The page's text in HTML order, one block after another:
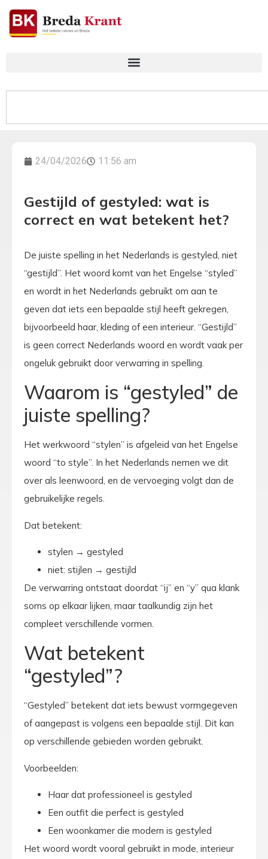
24/04/2026 11:56 am
Gestijld of gestyled: wat is
correct en wat betekent het?
De juiste spelling in het Nederlands is gestyled, niet
“gestijld”. Het woord komt van het Engelse “styled”
en wordt in het Nederlands gebruikt om aan te
geven dat iets een bepaalde stijl heeft gekregen,
bijvoorbeeld haar, kleding of een interieur. “Gestijld”
is geen correct Nederlands woord en wordt vaak per
ongeluk gebruikt door verwarring in spelling.
Waarom is “gestyled” de
juiste spelling?
Het werkwoord “stylen” is afgeleid van het Engelse
woord “to style”. In het Nederlands nemen we dit
over als leenwoord, en de vervoeging volgt dan de
gebruikelijke regels.
Dat betekent:
stylen → gestyled
niet: stijlen → gestijld
De verwarring ontstaat doordat “ij” en “y” qua klank
soms op elkaar lijken, maar taalkundig zijn het
compleet verschillende vormen.
Wat betekent
“gestyled”?
“Gestyled” betekent dat iets bewust vormgegeven
of aangepast is volgens een bepaalde stijl. Dit kan
op verschillende gebieden worden gebruikt.
Voorbeelden:
Haar dat professioneel is gestyled
Een outfit die perfect is gestyled
Een woonkamer die modern is gestyled
Het woord wordt vooral gebruikt in mode, interieur